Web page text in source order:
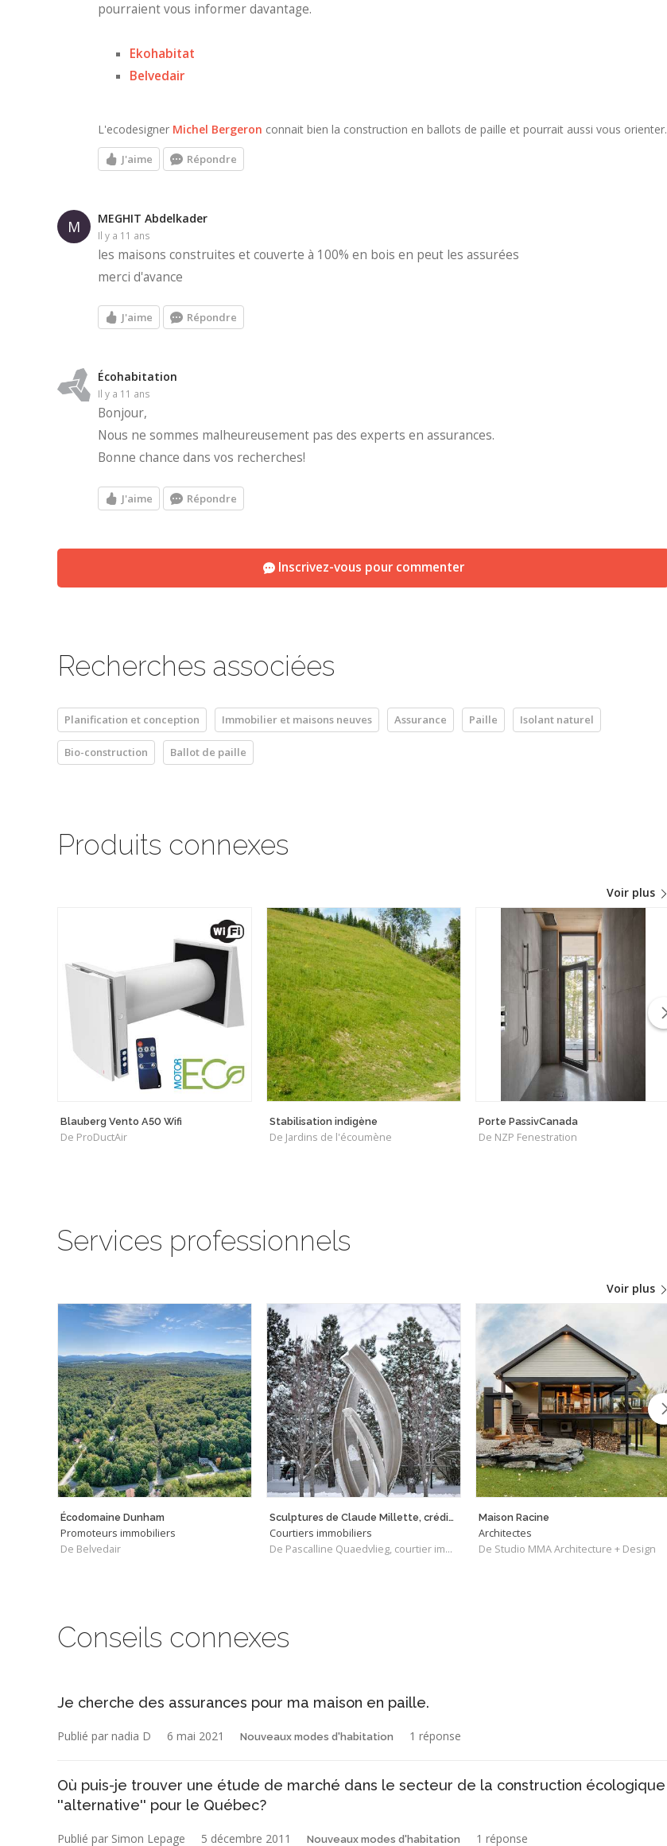
pourraient vous informer davantage.
Ekohabitat
Belvedair
L'ecodesigner Michel Bergeron connait bien la construction en ballots de paille et pourrait aussi vous orienter.
J'aime Répondre
M MEGHIT Abdelkader
il y a 11 ans
les maisons construites et couverte à 100% en bois en peut les assurées
merci d'avance
J'aime Répondre
Écohabitation
il y a 11 ans
Bonjour,
Nous ne sommes malheureusement pas des experts en assurances.
Bonne chance dans vos recherches!
J'aime Répondre
Inscrivez-vous pour commenter
Recherches associées
Planification et conception Immobilier et maisons neuves Assurance Paille Isolant naturel
Bio-construction Ballot de paille
Produits connexes
Voir plus
Blauberg Vento A50 Wifi
De ProDuctAir
Stabilisation indigène
De Jardins de l'écoumène
Porte PassivCanada
De NZP Fenestration
Services professionnels
Voir plus
Écodomaine Dunham
Promoteurs immobiliers
De Belvedair
Sculptures de Claude Millette, crédit photo M. Lanciault
Courtiers immobiliers
De Pascalline Quaedvlieg, courtier immobilier chez IMM agence immobilière
Maison Racine
Architectes
De Studio MMA Architecture + Design
Conseils connexes
Je cherche des assurances pour ma maison en paille.
Publié par nadia D 6 mai 2021 Nouveaux modes d'habitation 1 réponse
Où puis-je trouver une étude de marché dans le secteur de la construction écologique
''alternative'' pour le Québec?
Publié par Simon Lepage 5 décembre 2011 Nouveaux modes d'habitation 1 réponse